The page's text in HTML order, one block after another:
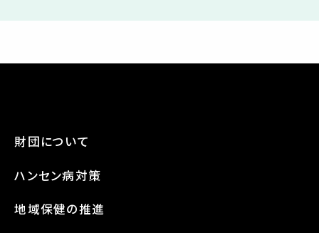
財団について
ハンセン病対策
地域保健の推進